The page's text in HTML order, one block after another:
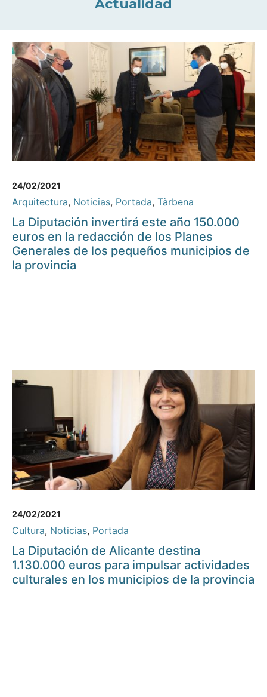
Actualidad
24/02/2021
Arquitectura, Noticias, Portada, Tàrbena
La Diputación invertirá este año 150.000
euros en la redacción de los Planes
Generales de los pequeños municipios de
la provincia
24/02/2021
Cultura, Noticias, Portada
La Diputación de Alicante destina
1.130.000 euros para impulsar actividades
culturales en los municipios de la provincia